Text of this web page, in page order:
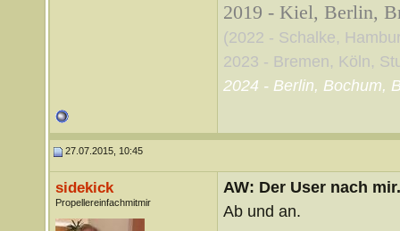
2019 - Kiel, Berlin,
(2022 - Schalke,
2023 - Bremen, Köln,
2024 - Berlin, Bochum,
27.07.2015, 10:45
sidekick
Propellereinfachmitmir
AW: Der User nach
Ab und an.